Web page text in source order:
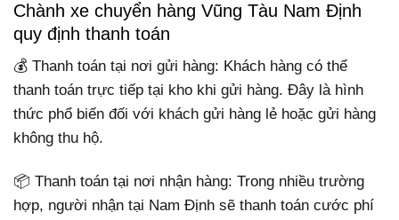
Chành xe chuyển hàng Vũng Tàu Nam Định
quy định thanh toán
💰 Thanh toán tại nơi gửi hàng: Khách hàng có thể
thanh toán trực tiếp tại kho khi gửi hàng. Đây là hình
thức phổ biến đối với khách gửi hàng lẻ hoặc gửi hàng
không thu hộ.
📦 Thanh toán tại nơi nhận hàng: Trong nhiều trường
hợp, người nhận tại Nam Định sẽ thanh toán cước phí